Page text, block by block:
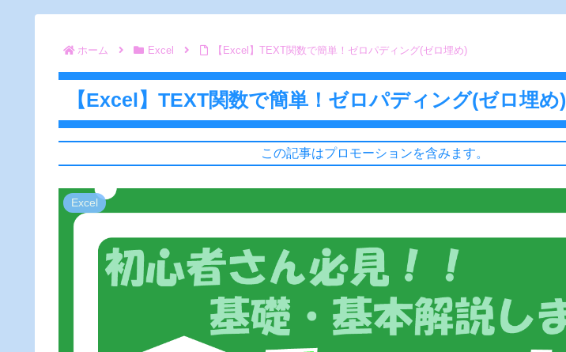
ホーム Excel 【Excel】TEXT関数で簡単！ゼロパディング(ゼロ埋め)
【Excel】TEXT関数で簡単！ゼロパディング(ゼロ埋め)
この記事はプロモーションを含みます。
Excel